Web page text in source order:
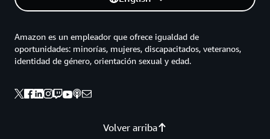
Volver arriba
Amazon es un empleador que ofrece igualdad de
oportunidades: minorías, mujeres, discapacitados, veteranos,
identidad de género, orientación sexual y edad.